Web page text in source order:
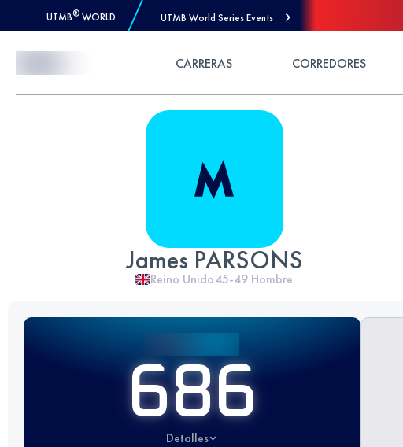
UTMB® WORLD UTMB World Series Events
CARRERAS CORREDORES
James PARSONS
Reino Unido45-49 Hombre
686
Detalles